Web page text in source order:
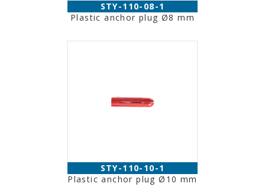
STY-110-08-1
Plastic anchor plug Ø8 mm
STY-110-10-1
Plastic anchor plug Ø10 mm